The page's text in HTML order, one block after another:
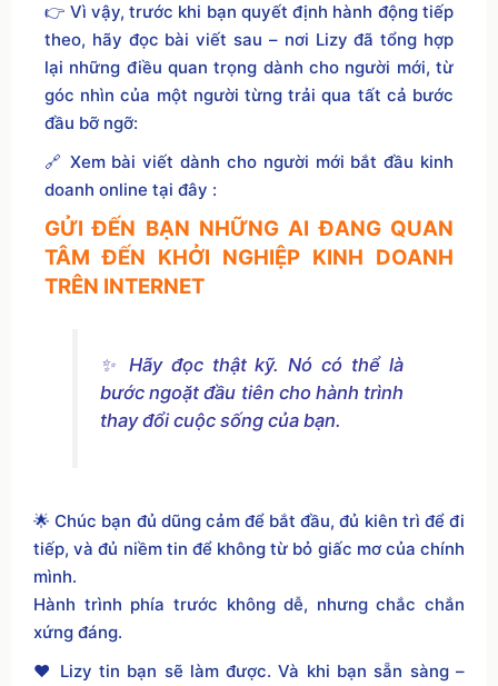
👉 Vì vậy, trước khi bạn quyết định hành động tiếp
theo, hãy đọc bài viết sau – nơi Lizy đã tổng hợp
lại những điều quan trọng dành cho người mới, từ
góc nhìn của một người từng trải qua tất cả bước
đầu bỡ ngỡ:
🔗 Xem bài viết dành cho người mới bắt đầu kinh
doanh online tại đây :
GỬI ĐẾN BẠN NHỮNG AI ĐANG QUAN
TÂM ĐẾN KHỞI NGHIỆP KINH DOANH
TRÊN INTERNET
✨ Hãy đọc thật kỹ. Nó có thể là
bước ngoặt đầu tiên cho hành trình
thay đổi cuộc sống của bạn.
🌟 Chúc bạn đủ dũng cảm để bắt đầu, đủ kiên trì để đi
tiếp, và đủ niềm tin để không từ bỏ giấc mơ của chính
mình.
Hành trình phía trước không dễ, nhưng chắc chắn
xứng đáng.
❤️ Lizy tin bạn sẽ làm được. Và khi bạn sẵn sàng –